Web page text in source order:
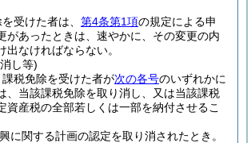
受けた者は、 第4条第1項の規定による申
があったときは、速やかに、その変更の内
出なければならない。
し等)
税免除を受けた者が次の各号のいずれかに
、当該課税免除を取り消し、又は当該課税
資産税の全部若しくは一部を納付させるこ
に関する計画の認定を取り消されたとき。